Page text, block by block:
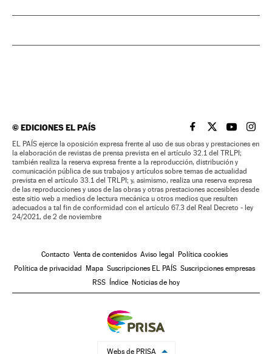
©EDICIONES EL PAÍS EL PAÍS BRASIL EN
EL PAÍSEL PAÍS
EL
EL PAÍS ejerce la oposición expresa frente al uso de sus obras y prestaciones en
la elaboración de revistas de prensa prevista en el artículo 32.1 del TRLPI;
también realiza la reserva expresa frente a la reproducción, distribución y
comunicación pública de sus trabajos y artículos sobre temas de actualidad
prevista en el artículo 33.1 del TRLPI; y, asimismo, realiza una reserva expresa
de las reproducciones y usos de las obras y otras prestaciones accesibles desde
este sitio web a medios de lectura mecánica u otros medios que resulten
adecuados a tal fin de conformidad con el artículo 67.3 del Real Decreto - ley
24/2021, de 2 de noviembre
Contacto Venta de contenidos Aviso legal Política cookies
Política de privacidad Mapa Suscripciones EL PAÍS Suscripciones empresas
RSS Índice Noticias de hoy
Webs de PRISA